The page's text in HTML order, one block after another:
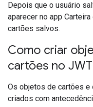
Depois que o usuário
aparecer no app
cartões salvos.
Como criar
cartões no JWT
Os objetos de cartões
criados com